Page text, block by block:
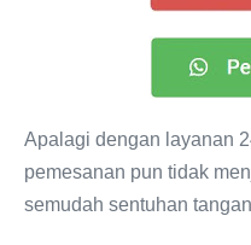
Apalagi dengan layanan
pemesanan pun tidak
semudah sentuhan